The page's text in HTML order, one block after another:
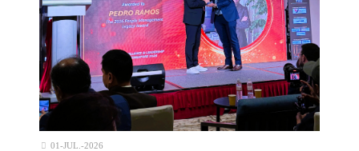
01-JUL.-2026